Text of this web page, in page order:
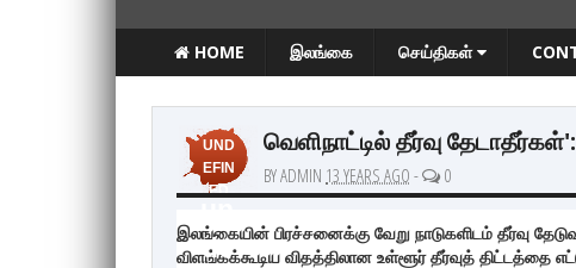
HOME இலங்கை செய்திகள்
UND
EFIN
ED
de
வெளிநாட்டில் தீர்வு
BY ADMIN 13 YEARS AGO - 0
இலங்கையின் பிரச்சனைக்கு வேறு நாடுகளிடம் தீர்வு
விளங்கக்கூடிய விதத்திலான உள்ளூர் தீர்வுத்